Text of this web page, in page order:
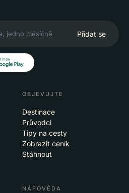
Přidat se
OBJEVUJTE
Destinace
Průvodci
Tipy na cesty
Zobrazit ceník
Stáhnout
NÁPOVĚDA